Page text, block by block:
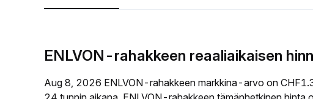
ENLVON-rahakkeen reaaliaikaisen
Aug 8, 2026 ENLVON-rahakkeen markkina-arvo on